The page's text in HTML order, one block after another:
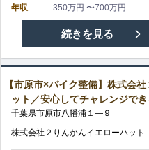
完
備
500
万
円
も
目
ド
バ
ン/
頑
年収
350万円 〜700万円
【茂
原
市
×
続きを見る
【市原市×バイク整備】株式会
ット／安心してチャレンジで
千葉県市原市八幡浦 １—９
株式会社２りんかんイエローハット